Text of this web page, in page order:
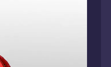
à disque enduit
/BUNA